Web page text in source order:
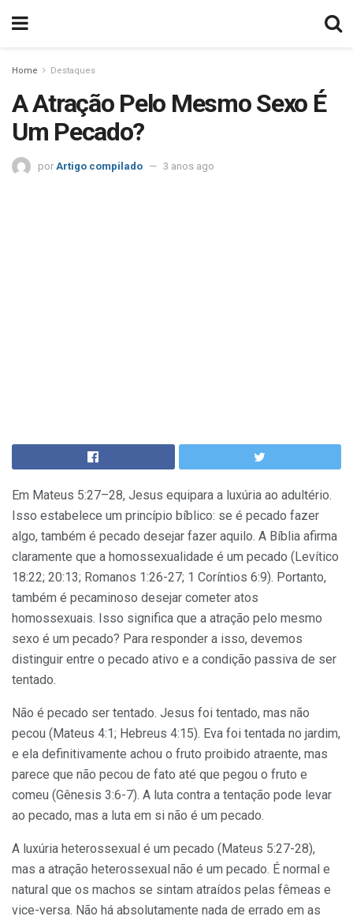
Home Destaques
A Atração Pelo Mesmo Sexo É
Um Pecado?
por Artigo compilado 3 anos ago
Em Mateus 5:27–28, Jesus equipara a luxúria ao adultério.
Isso estabelece um princípio bíblico: se é pecado fazer
algo, também é pecado desejar fazer aquilo. A Bíblia afirma
claramente que a homossexualidade é um pecado (Levítico
18:22; 20:13; Romanos 1:26-27; 1 Coríntios 6:9). Portanto,
também é pecaminoso desejar cometer atos
homossexuais. Isso significa que a atração pelo mesmo
sexo é um pecado? Para responder a isso, devemos
distinguir entre o pecado ativo e a condição passiva de ser
tentado.
Não é pecado ser tentado. Jesus foi tentado, mas não
pecou (Mateus 4:1; Hebreus 4:15). Eva foi tentada no jardim,
e ela definitivamente achou o fruto proibido atraente, mas
parece que não pecou de fato até que pegou o fruto e
comeu (Gênesis 3:6-7). A luta contra a tentação pode levar
ao pecado, mas a luta em si não é um pecado.
A luxúria heterossexual é um pecado (Mateus 5:27-28),
mas a atração heterossexual não é um pecado. É normal e
natural que os machos se sintam atraídos pelas fêmeas e
vice-versa. Não há absolutamente nada de errado em as